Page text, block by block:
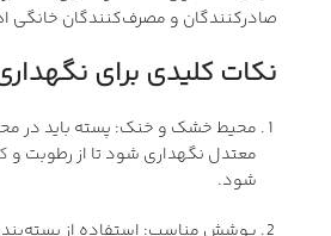
صادرکنندگان و مصرف‌کنندگان خانگی
نکات کلیدی برای
محیط خشک و خنک: پسته باید در
معتدل نگهداری شود تا از رطوبت و
شود.